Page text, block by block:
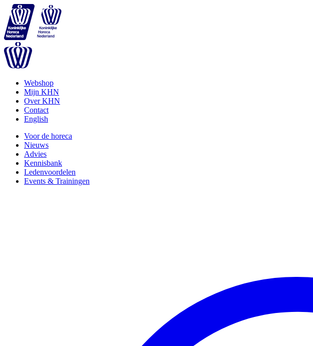
Webshop
Mijn KHN
Over KHN
Contact
English
Voor de horeca
Nieuws
Advies
Kennisbank
Ledenvoordelen
Events & Trainingen